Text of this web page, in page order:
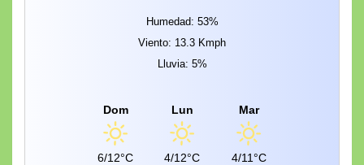
Humedad: 53%
Viento: 13.3 Kmph
Lluvia: 5%
Dom
6/12°C
Lun
4/12°C
Mar
4/11°C